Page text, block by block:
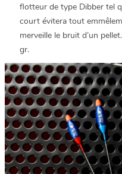
flotteur de type Dibber tel
court évitera tout
merveille le bruit d’un
gr.